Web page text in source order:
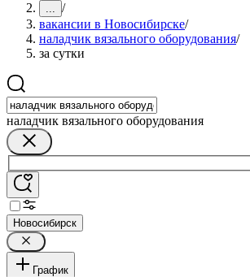
... /
вакансии в Новосибирске/
наладчик вязального оборудования/
за сутки
наладчик вязального оборудования
Новосибирск
График